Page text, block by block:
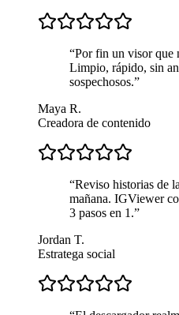
“Por fin un visor que
Limpio, rápido, sin
sospechosos.”
Maya R.
Creadora de contenido
“Reviso historias de
mañana. IGViewer
3 pasos en 1.”
Jordan T.
Estratega social